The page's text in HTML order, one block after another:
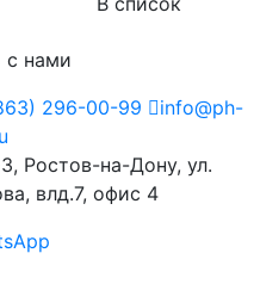
с нами
296-00-99
info@ph-
Ростов-на-Дону, ул.
влд.7, офис 4